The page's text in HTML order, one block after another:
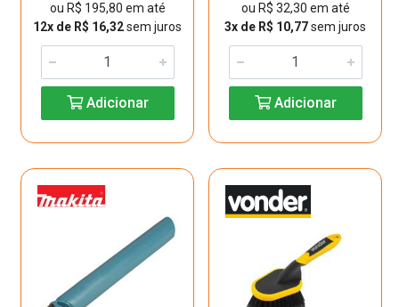
ou R$ 195,80 em até
12x de R$ 16,32sem juros
Adicionar
ou R$ 32,30 em até
3x de R$ 10,77sem juros
Adicionar